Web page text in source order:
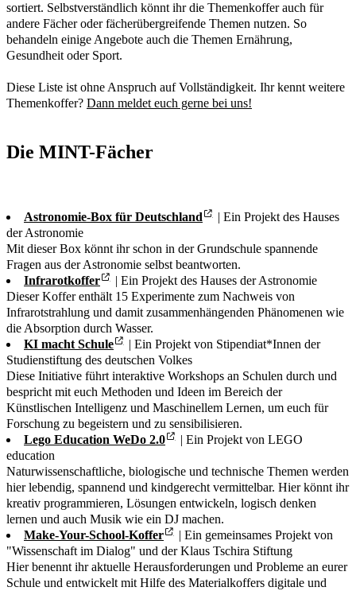
sortiert. Selbstverständlich könnt ihr die Themenkoffer auch für
andere Fächer oder fächerübergreifende Themen nutzen. So
behandeln einige Angebote auch die Themen Ernährung,
Gesundheit oder Sport.
Diese Liste ist ohne Anspruch auf Vollständigkeit. Ihr kennt weitere
Themenkoffer? Dann meldet euch gerne bei uns!
Die MINT-Fächer
Astronomie-Box für Deutschland
| Ein Projekt des Hauses
der Astronomie
Mit dieser Box könnt ihr schon in der Grundschule spannende
Fragen aus der Astronomie selbst beantworten.
Infrarotkoffer
| Ein Projekt des Hauses der Astronomie
Dieser Koffer enthält 15 Experimente zum Nachweis von
Infrarotstrahlung und damit zusammenhängenden Phänomenen wie
die Absorption durch Wasser.
KI macht Schule
| Ein Projekt von Stipendiat*Innen der
Studienstiftung des deutschen Volkes
Diese Initiative führt interaktive Workshops an Schulen durch und
bespricht mit euch Methoden und Ideen im Bereich der
Künstlischen Intelligenz und Maschinellem Lernen, um euch für
Forschung zu begeistern und zu sensibilisieren.
Lego Education WeDo 2.0
| Ein Projekt von LEGO
education
Naturwissenschaftliche, biologische und technische Themen werden
hier lebendig, spannend und kindgerecht vermittelbar. Hier könnt ihr
kreativ programmieren, Lösungen entwickeln, logisch denken
lernen und auch Musik wie ein DJ machen.
Make-Your-School-Koffer
| Ein gemeinsames Projekt von
"Wissenschaft im Dialog" und der Klaus Tschira Stiftung
Hier benennt ihr aktuelle Herausforderungen und Probleme an eurer
Schule und entwickelt mit Hilfe des Materialkoffers digitale und